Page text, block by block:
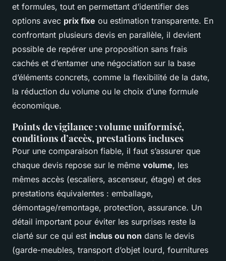
et formules, tout en permettant d’identifier des
options avec prix fixe ou estimation transparente. En
confrontant plusieurs devis en parallèle, il devient
possible de repérer une proposition sans frais
cachés et d’entamer une négociation sur la base
d’éléments concrets, comme la flexibilité de la date,
la réduction du volume ou le choix d’une formule
économique.
Points de vigilance : volume uniformisé,
conditions d’accès, prestations incluses
Pour une comparaison fiable, il faut s’assurer que
chaque devis repose sur le même volume, les
mêmes accès (escaliers, ascenseur, étage) et des
prestations équivalentes : emballage,
démontage/remontage, protection, assurance. Un
détail important pour éviter les surprises reste la
clarté sur ce qui est inclus ou non dans le devis
(garde-meubles, transport d’objet lourd, fournitures